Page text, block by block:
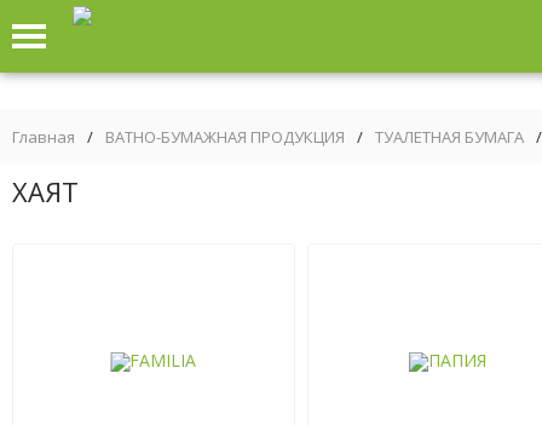
Главная / ВАТНО-БУМАЖНАЯ ПРОДУКЦИЯ / ТУАЛЕТНАЯ БУМАГА /
ХАЯТ